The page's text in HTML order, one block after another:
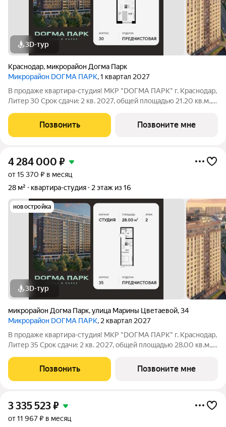
3D-тур
Краснодар, микрорайон Догма Парк
Микрорайон DОГМА ПАРК, 1 квартал 2027
В продаже квартира-студия! МКР "DОГМА ПАРК" г. Краснодар,
Литер 30 Срок сдачи: 2 кв. 2027, общей площадью 21.20 кв.м.,
сочетающий в себе стильную архитектуру современного
города, и настоящий зеленый
Позвонить Позвоните мне
4 284 000 ₽
от 15 370 ₽ в месяц
28 м²
квартира-студия 2 этаж из 16
новостройка
3D-тур
микрорайон Догма Парк,улица Марины Цветаевой,34
Микрорайон DОГМА ПАРК, 2 квартал 2027
В продаже квартира-студия! МКР "DОГМА ПАРК" г. Краснодар,
Литер 35 Срок сдачи: 2 кв. 2027, общей площадью 28.00 кв.м.,
сочетающий в себе стильную архитектуру современного
города, и настоящий зеленый
Позвонить Позвоните мне
3 335 523₽
от 11 967 ₽ в месяц